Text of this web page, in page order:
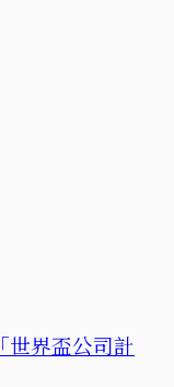
世界盃公司計